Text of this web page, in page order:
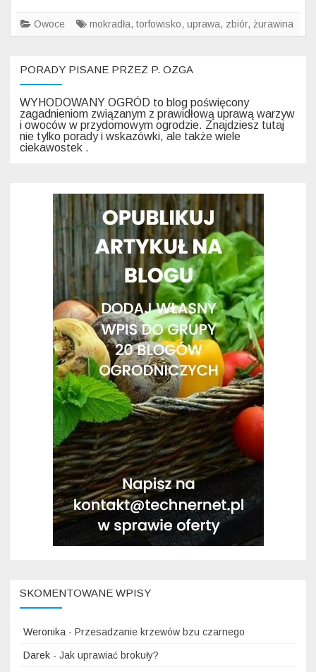
wodą?
Owoce mokradła, torfowisko, uprawa, zbiór, żurawina
PORADY PISANE PRZEZ P. OZGA
WYHODOWANY OGRÓD to blog poświęcony
zagadnieniom związanym z prawidłową uprawą warzyw
i owoców w przydomowym ogrodzie. Znajdziesz tutaj
nie tylko porady i wskazówki, ale także wiele
ciekawostek .
SKOMENTOWANE WPISY
Weronika - Przesadzanie krzewów bzu czarnego
Darek - Jak uprawiać brokuły?